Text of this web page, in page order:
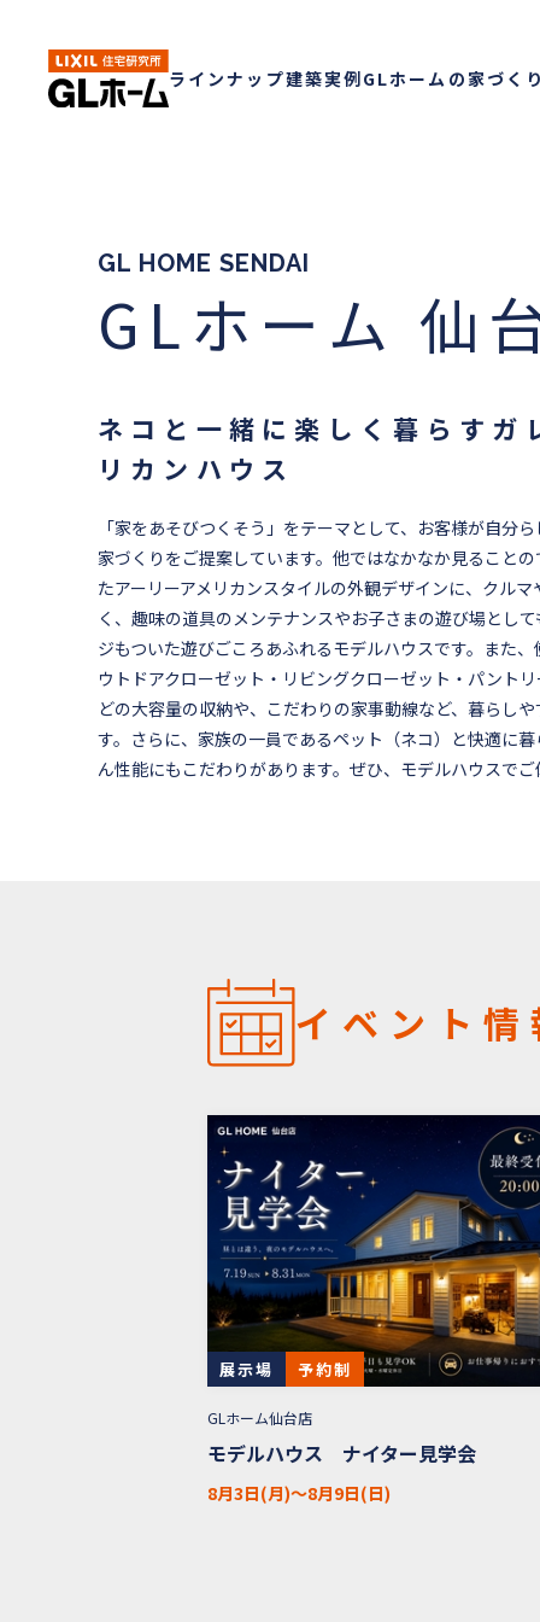
ラインナップ建築実例GLホームの家づく
GL HOME SENDAI
GLホーム 仙
ネコと一緒に楽しく暮らすガ
リカンハウス
「家をあそびつくそう」をテーマとして、お客様が自分
家づくりをご提案しています。他ではなかなか見ること
たアーリーアメリカンスタイルの外観デザインに、クル
く、趣味の道具のメンテナンスやお子さまの遊び場とし
ジもついた遊びごころあふれるモデルハウスです。また
ウトドアクローゼット・リビングクローゼット・パント
どの大容量の収納や、こだわりの家事動線など、暮らし
す。さらに、家族の一員であるペット（ネコ）と快適に
ん性能にもこだわりがあります。ぜひ、モデルハウスで
イベント
展示場 予約制
GLホーム仙台店
モデルハウス ナイター見学会
8月3日(月)〜8月9日(日)